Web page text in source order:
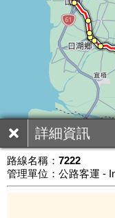
詳細資訊
路線名稱： 7222
管理單位：公路客運 -